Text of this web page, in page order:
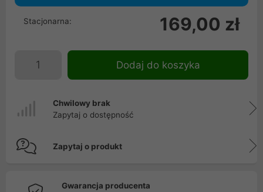
Stacjonarna: 169,00 zł
Dodaj do koszyka
Chwilowy brak
Zapytaj o dostępność
Zapytaj o produkt
Gwarancja producenta